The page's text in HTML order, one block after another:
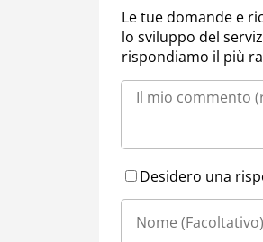
Le tue domande e
lo sviluppo del
rispondiamo il più
Desidero una